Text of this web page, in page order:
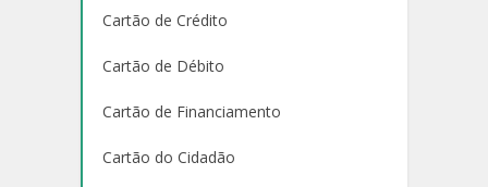
Cartão de Crédito
Cartão de Débito
Cartão de Financiamento
Cartão do Cidadão